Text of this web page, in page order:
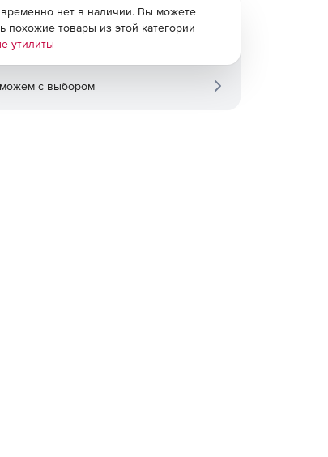
временно нет в наличии. Вы можете
похожие товары из этой категории
утилиты
с выбором